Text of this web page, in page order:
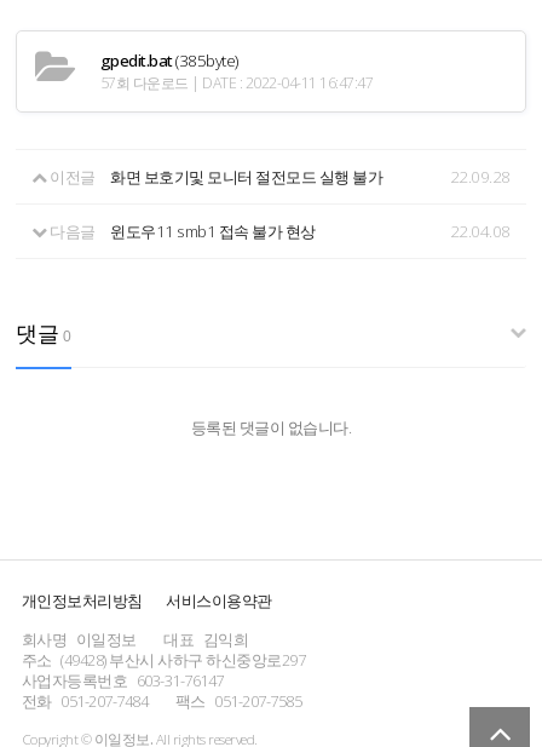
gpedit.bat(385byte)
57회 다운로드 | DATE : 2022-04-11 16:47:47
이전글 화면 보호기및 모니터 절전모드 실행 불가 22.09.28
다음글 윈도우11 smb1 접속 불가 현상 22.04.08
댓글 0
등록된 댓글이 없습니다.
개인정보처리방침
서비스이용약관
회사명 이일정보 대표 김익희
주소 (49428) 부산시 사하구 하신중앙로297
사업자등록번호 603-31-76147
전화 051-207-7484 팩스 051-207-7585
Copyright © 이일정보. All rights reserved.